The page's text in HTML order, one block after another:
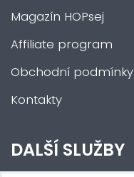
Magazín HOPsej
Affiliate program
Obchodní podmínky
Kontakty
DALŠÍ SLUŽBY